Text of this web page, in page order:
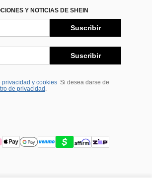
Y NOTICIAS DE SHEIN
Suscribir
Suscribir
privacidad y cookies Si desea darse de
de privacidad .